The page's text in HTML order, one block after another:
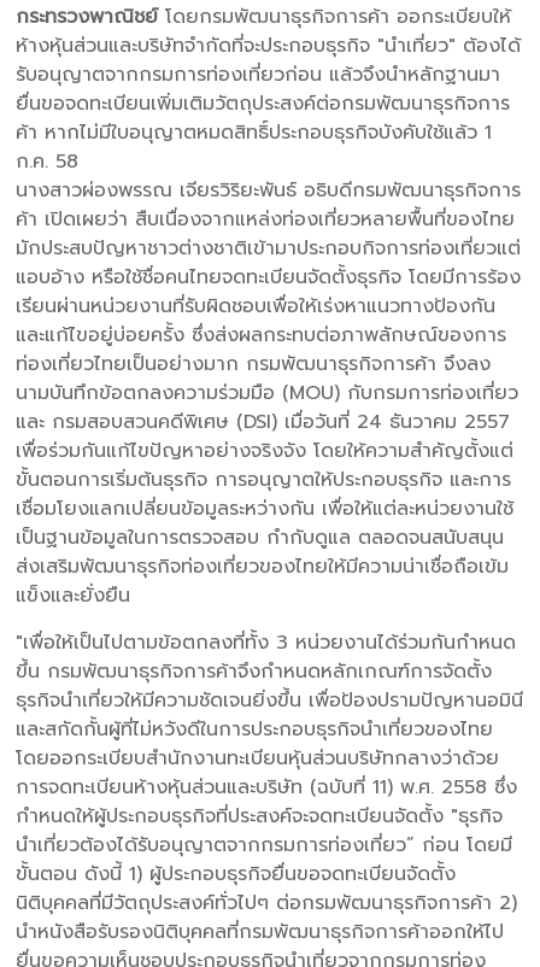
กระทรวงพาณิชย์โดยกรมพัฒนาธุรกิจการค้า ออกระเบียบให้
ห้างหุ้นส่วนและบริษัทจำกัดที่จะประกอบธุรกิจ "นำเที่ยว" ต้องได้
รับอนุญาตจากกรมการท่องเที่ยวก่อน แล้วจึงนำหลักฐานมา
ยื่นขอจดทะเบียนเพิ่มเติมวัตถุประสงค์ต่อกรมพัฒนาธุรกิจการ
ค้า หากไม่มีใบอนุญาตหมดสิทธิ์ประกอบธุรกิจบังคับใช้แล้ว 1
ก.ค. 58
นางสาวผ่องพรรณ เจียรวิริยะพันธ์ อธิบดีกรมพัฒนาธุรกิจการ
ค้า เปิดเผยว่า สืบเนื่องจากแหล่งท่องเที่ยวหลายพื้นที่ของไทย
มักประสบปัญหาชาวต่างชาติเข้ามาประกอบกิจการท่องเที่ยวแต่
แอบอ้าง หรือใช้ชื่อคนไทยจดทะเบียนจัดตั้งธุรกิจ โดยมีการร้อง
เรียนผ่านหน่วยงานที่รับผิดชอบเพื่อให้เร่งหาแนวทางป้องกัน
และแก้ไขอยู่บ่อยครั้ง ซึ่งส่งผลกระทบต่อภาพลักษณ์ของการ
ท่องเที่ยวไทยเป็นอย่างมาก กรมพัฒนาธุรกิจการค้า จึงลง
นามบันทึกข้อตกลงความร่วมมือ (MOU) กับกรมการท่องเที่ยว
และ กรมสอบสวนคดีพิเศษ (DSI) เมื่อวันที่ 24 ธันวาคม 2557
เพื่อร่วมกันแก้ไขปัญหาอย่างจริงจัง โดยให้ความสำคัญตั้งแต่
ขั้นตอนการเริ่มต้นธุรกิจ การอนุญาตให้ประกอบธุรกิจ และการ
เชื่อมโยงแลกเปลี่ยนข้อมูลระหว่างกัน เพื่อให้แต่ละหน่วยงานใช้
เป็นฐานข้อมูลในการตรวจสอบ กำกับดูแล ตลอดจนสนับสนุน
ส่งเสริมพัฒนาธุรกิจท่องเที่ยวของไทยให้มีความน่าเชื่อถือเข้ม
แข็งและยั่งยืน
"เพื่อให้เป็นไปตามข้อตกลงที่ทั้ง 3 หน่วยงานได้ร่วมกันกำหนด
ขึ้น กรมพัฒนาธุรกิจการค้าจึงกำหนดหลักเกณฑ์การจัดตั้ง
ธุรกิจนำเที่ยวให้มีความชัดเจนยิ่งขึ้น เพื่อป้องปรามปัญหานอมินี
และสกัดกั้นผู้ที่ไม่หวังดีในการประกอบธุรกิจนำเที่ยวของไทย
โดยออกระเบียบสำนักงานทะเบียนหุ้นส่วนบริษัทกลางว่าด้วย
การจดทะเบียนห้างหุ้นส่วนและบริษัท (ฉบับที่ 11) พ.ศ. 2558 ซึ่ง
กำหนดให้ผู้ประกอบธุรกิจที่ประสงค์จะจดทะเบียนจัดตั้ง "ธุรกิจ
นำเที่ยวต้องได้รับอนุญาตจากกรมการท่องเที่ยว” ก่อน โดยมี
ขั้นตอน ดังนี้ 1) ผู้ประกอบธุรกิจยื่นขอจดทะเบียนจัดตั้ง
นิติบุคคลที่มีวัตถุประสงค์ทั่วไปๆ ต่อกรมพัฒนาธุรกิจการค้า 2)
นำหนังสือรับรองนิติบุคคลที่กรมพัฒนาธุรกิจการค้าออกให้ไป
ยื่นขอความเห็นชอบประกอบธุรกิจนำเที่ยวจากกรมการท่อง